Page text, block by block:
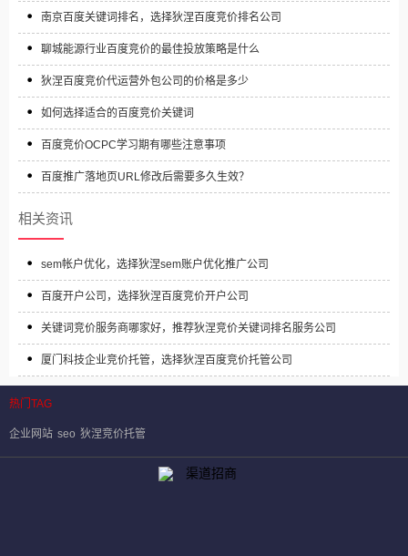
南京百度关键词排名，选择狄涅百度竞价排名公司
聊城能源行业百度竞价的最佳投放策略是什么
狄涅百度竞价代运营外包公司的价格是多少
如何选择适合的百度竞价关键词
百度竞价OCPC学习期有哪些注意事项
百度推广落地页URL修改后需要多久生效？
相关资讯
sem帐户优化，选择狄涅sem账户优化推广公司
百度开户公司，选择狄涅百度竞价开户公司
关键词竞价服务商哪家好，推荐狄涅竞价关键词排名服务公司
厦门科技企业竞价托管，选择狄涅百度竞价托管公司
热门TAG
企业网站 seo 狄涅竞价托管